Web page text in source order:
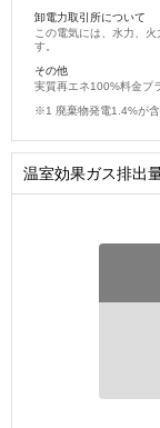
卸電力取引所について
この電気には、水力、
す。
その他
実質再エネ100%料金プ
廃棄物発電1.4%が含
温室効果ガス排出